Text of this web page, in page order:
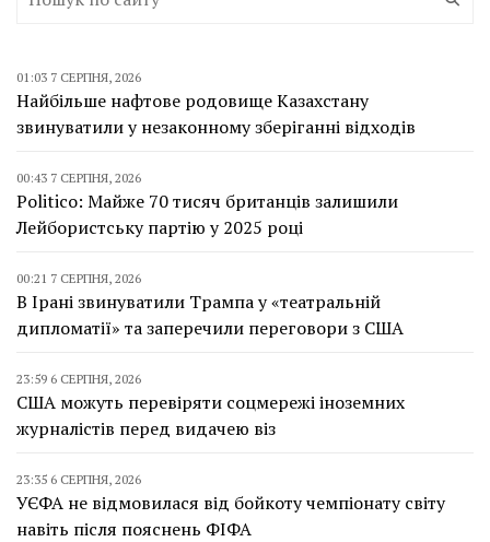
01:03 7 СЕРПНЯ, 2026
Найбільше нафтове родовище Казахстану
звинуватили у незаконному зберіганні відходів
00:43 7 СЕРПНЯ, 2026
Politico: Майже 70 тисяч британців залишили
Лейбористську партію у 2025 році
00:21 7 СЕРПНЯ, 2026
В Ірані звинуватили Трампа у «театральній
дипломатії» та заперечили переговори з США
23:59 6 СЕРПНЯ, 2026
США можуть перевіряти соцмережі іноземних
журналістів перед видачею віз
23:35 6 СЕРПНЯ, 2026
УЄФА не відмовилася від бойкоту чемпіонату світу
навіть після пояснень ФІФА